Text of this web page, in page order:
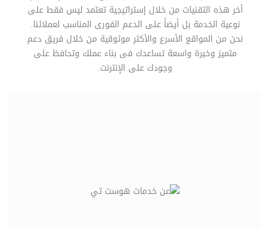
أخر هذه التقنيات من خلال إستراتيجية تعتمد ليس فقط على
نوعية الخدمة بل أيضاً على الدعم الفورى المناسب لعملائنا.
نحن من المواقع الأسرع والأكثر موثوقية من خلال فريق دعم
متميز وخبرة واسعة تساعدك فى بناء عملك وتحافظ على
وجودك على الإنترنت.